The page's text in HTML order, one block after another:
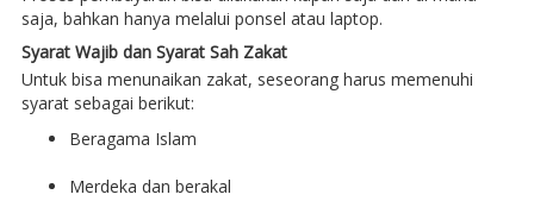
saja, bahkan hanya melalui ponsel atau laptop.
Syarat Wajib dan Syarat Sah Zakat
Untuk bisa menunaikan zakat, seseorang harus memenuhi
syarat sebagai berikut:
Beragama Islam
Merdeka dan berakal